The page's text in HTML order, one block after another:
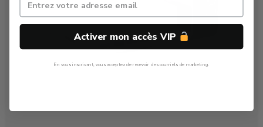
Activer mon accès VIP
En vous inscrivant, vous acceptez de recevoir des courriels de marketing.